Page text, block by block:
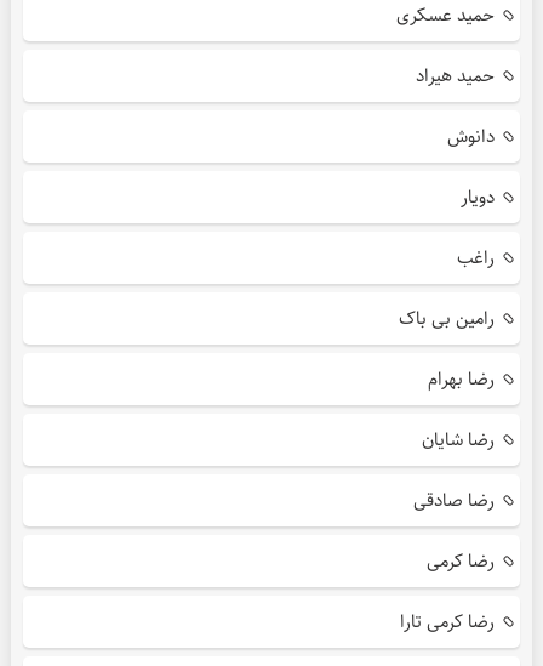
حمید عسکری
حمید هیراد
دانوش
دویار
راغب
رامین بی باک
رضا بهرام
رضا شایان
رضا صادقی
رضا کرمی
رضا کرمی تارا